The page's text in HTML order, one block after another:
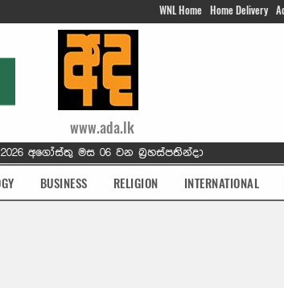
WNL Home Home Delivery
www.ada.lk
2026 අගෝස්තු මස 06 වන බ්‍රහස්පතින්දා
BUSINESS RELIGION INTERNATIONAL